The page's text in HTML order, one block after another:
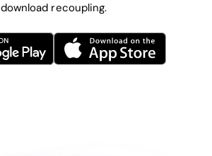
download recoupling.